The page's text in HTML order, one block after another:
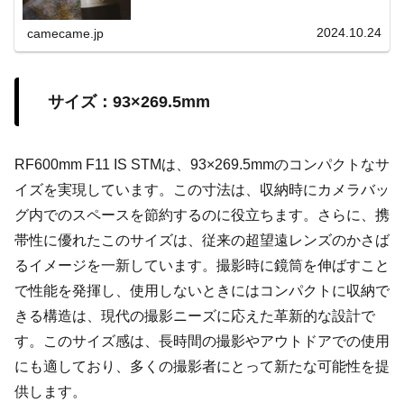
camecame.jp 2024.10.24
サイズ：93×269.5mm
RF600mm F11 IS STMは、93×269.5mmのコンパクトなサ
イズを実現しています。この寸法は、収納時にカメラバッ
グ内でのスペースを節約するのに役立ちます。さらに、携
帯性に優れたこのサイズは、従来の超望遠レンズのかさば
るイメージを一新しています。撮影時に鏡筒を伸ばすこと
で性能を発揮し、使用しないときにはコンパクトに収納で
きる構造は、現代の撮影ニーズに応えた革新的な設計で
す。このサイズ感は、長時間の撮影やアウトドアでの使用
にも適しており、多くの撮影者にとって新たな可能性を提
供します。